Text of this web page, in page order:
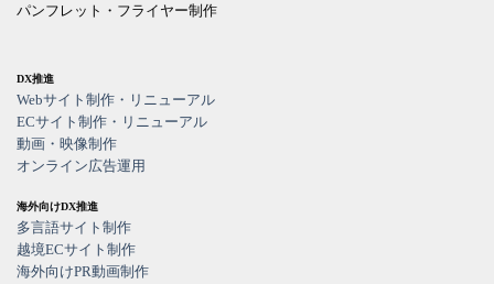
パンフレット・フライヤー制作
DX推進
Webサイト制作・リニューアル
ECサイト制作・リニューアル
動画・映像制作
オンライン広告運用
海外向けDX推進
多言語サイト制作
越境ECサイト制作
海外向けPR動画制作